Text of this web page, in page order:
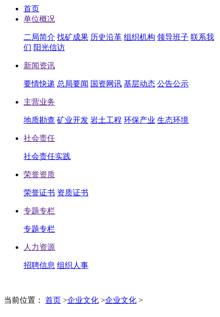
首页
单位概况
二局简介 找矿成果 历史沿革 组织机构 领导班子 联系我
们 阳光信访
新闻资讯
要情快递 总局要闻 国资网讯 基层动态 公告公示
主营业务
地质勘查 矿业开发 岩土工程 环保产业 生态环境
社会责任
社会责任实践
荣誉资质
荣誉证书 资质证书
专题专栏
专题专栏
人力资源
招聘信息 组织人事
当前位置： 首页 >企业文化 >企业文化 >